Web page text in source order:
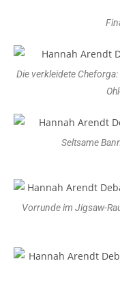
Die verkleidete
Seltsame
Vorrunde im Jigsaw-